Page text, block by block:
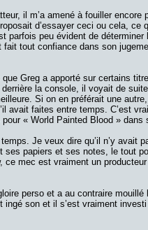
il m’a amené à fouiller
d’essayer ceci ou cela, ce
parfois peu évident de
fait tout confiance dans son
Greg a apporté sur certains
la console, il voyait de
Si on en préférait une
avait faites entre temps. C’est
« World Painted Blood » dans
Je veux dire qu’il n’y avait
papiers et ses notes, le tout
mec est vraiment un
perso et a au contraire
ingé son et il s’est vraiment